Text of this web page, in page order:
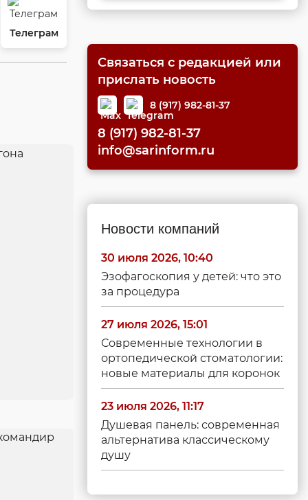
Телеграм
Связаться с редакцией или
прислать новость
8 (917) 982-81-37
8 (917) 982-81-37
info@sarinform.ru
Новости компаний
30 июля 2026, 10:40
Эзофагоскопия у детей: что это
за процедура
27 июля 2026, 15:01
Современные технологии в
ортопедической стоматологии:
новые материалы для коронок
23 июля 2026, 11:17
Душевая панель: современная
альтернатива классическому
душу